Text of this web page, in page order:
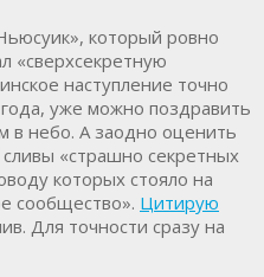
который ровно
«сверхсекретную
наступление точно
уже можно поздравить
в небо. А заодно оценить
«страшно секретных
которых стояло на
сообщество». Цитирую
Для точности сразу на